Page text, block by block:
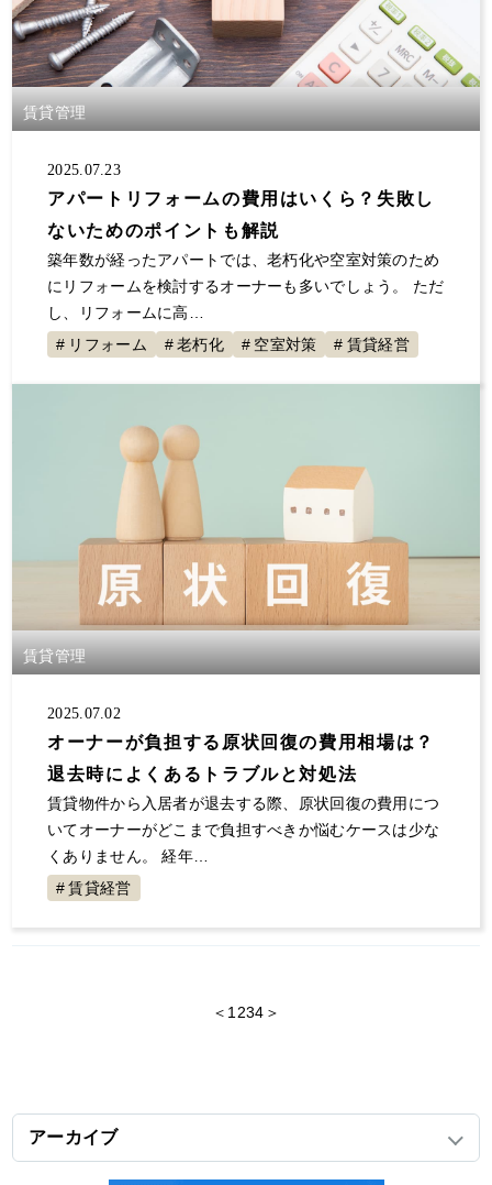
賃貸管理
2025.07.23
アパートリフォームの費用はいくら？失敗し
ないためのポイントも解説
築年数が経ったアパートでは、老朽化や空室対策のため
にリフォームを検討するオーナーも多いでしょう。 ただ
し、リフォームに高…
リフォーム
老朽化 空室対策 賃貸経営
賃貸管理
2025.07.02
オーナーが負担する原状回復の費用相場は？
退去時によくあるトラブルと対処法
賃貸物件から入居者が退去する際、原状回復の費用につ
いてオーナーがどこまで負担すべきか悩むケースは少な
くありません。 経年…
賃貸経営
＜ 1 234 ＞
アーカイブ